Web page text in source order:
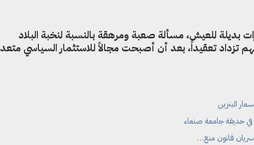
بديلة للعيش، مسألة صعبة ومرهقة بالنسبة لنخبة البلاد
تزداد تعقيداً، بعد أن أصبحت مجالاً للاستثمار السياسي
البنزين
حديقة جامعة صنعاء
قانون منع…